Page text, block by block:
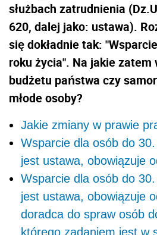
służbach zatrudnienia
620, dalej jako: ustawa).
się dokładnie tak:
roku życia". Na jakie zatem
budżetu państwa czy
młode osoby?
Jakie zmiany w prawie
Wsparcie dla osób do
jest ustawa, obowiązuje
Wsparcie dla osób do
jest ustawa, obowiązuje
doradca do spraw osób
którego zadaniem jest w